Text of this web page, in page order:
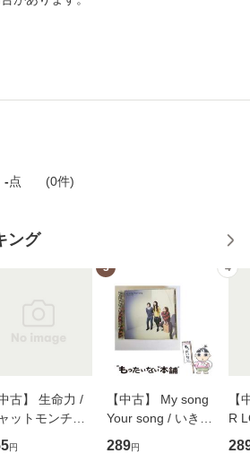
-点 (0件)
ング
中古】 生命力 /
ットモンチー /
ーンレコード
【メール便送
円
3
【中古】 My song
Your song / いきも
のがかり / [CD]
【メール便送料無
289円
4
【
R
産